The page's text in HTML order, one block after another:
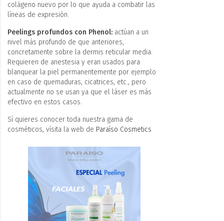
colágeno nuevo por lo que ayuda a combatir las
líneas de expresión.
Peelings profundos con Phenol: actúan a un
nivel más profundo de que anteriores,
concretamente sobre la dermis reticular media.
Requieren de anestesia y eran usados para
blanquear la piel permanentemente por ejemplo
en caso de quemaduras, cicatrices, etc., pero
actualmente no se usan ya que el láser es más
efectivo en estos casos.
Sí quieres conocer toda nuestra gama de
cosméticos, vísita la web de Paraíso Cosmetics